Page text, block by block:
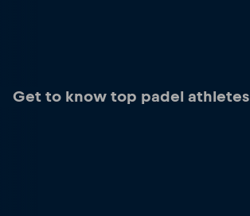
Get to know top padel athletes